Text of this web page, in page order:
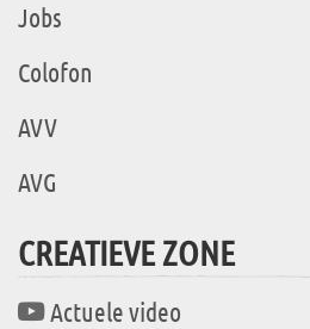
Jobs
Colofon
AVV
AVG
CREATIEVE ZONE
Actuele video